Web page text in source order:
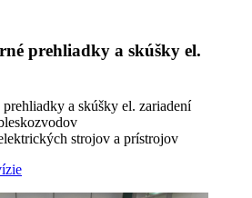
prehliadky a skúšky el.
a skúšky el. zariadení
strojov a prístrojov